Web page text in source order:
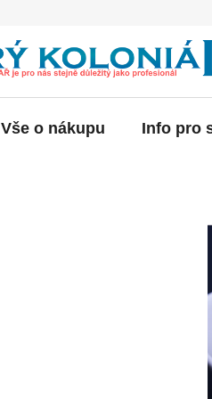
Vše o nákupu Info pro